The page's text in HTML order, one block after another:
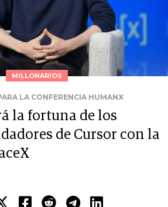
MILLONARIOS
LA CONFERENCIA HUMANX
la fortuna de los
de Cursor con la